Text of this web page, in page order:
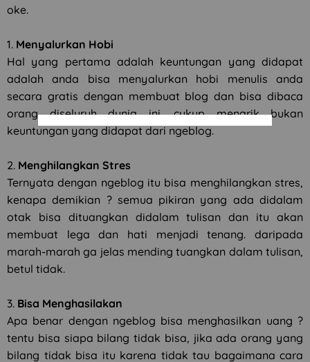
oke.
1. Menyalurkan Hobi
Hal yang pertama adalah keuntungan yang didapat
adalah anda bisa menyalurkan hobi menulis anda
secara gratis dengan membuat blog dan bisa dibaca
orang diseluruh dunia ini. cukup menarik bukan
keuntungan yang didapat dari ngeblog.
2. Menghilangkan Stres
Ternyata dengan ngeblog itu bisa menghilangkan stres,
kenapa demikian ? semua pikiran yang ada didalam
otak bisa dituangkan didalam tulisan dan itu akan
membuat lega dan hati menjadi tenang. daripada
marah-marah ga jelas mending tuangkan dalam tulisan,
betul tidak.
3. Bisa Menghasilakan
Apa benar dengan ngeblog bisa menghasilkan uang ?
tentu bisa siapa bilang tidak bisa, jika ada orang yang
bilang tidak bisa itu karena tidak tau bagaimana cara